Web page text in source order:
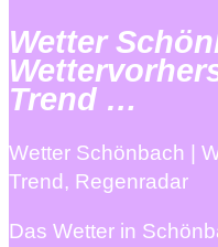
Wetter
Trend …
Wetter Schönbach |
Trend, Regenradar
Das Wetter in